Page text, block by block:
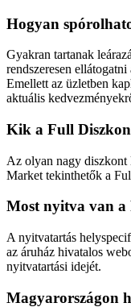
Hogyan
Gyakran tartanak
rendszeresen
Emellett az üzletben
aktuális
Kik a Full
Az olyan nagy
Market tekinthetők a
Most nyitva van a
A nyitvatartás
az áruház hivatalos
nyitvatartási idejét.
Magyarországon